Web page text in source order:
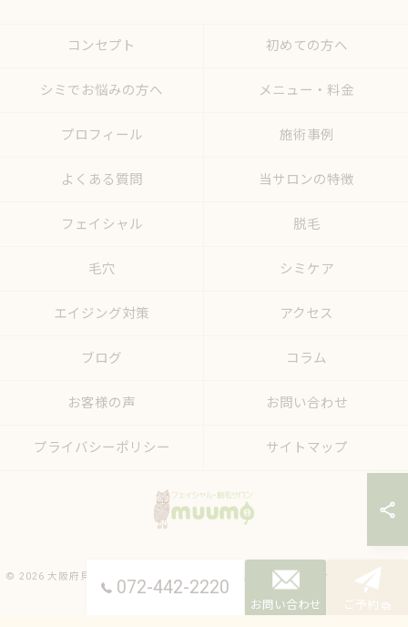
072-442-2220
お問い合わせ ご予約
コンセプト 初めての方へ
シミでお悩みの方へ メニュー・料金
プロフィール 施術事例
よくある質問 当サロンの特徴
フェイシャル 脱毛
毛穴 シミケア
エイジング対策 アクセス
ブログ コラム
お客様の声 お問い合わせ
プライバシーポリシー サイトマップ
© 2026 大阪府貝塚のエステならフェイシャル・脱毛サロンmuumo ALL RIGHTS
RESERVED.